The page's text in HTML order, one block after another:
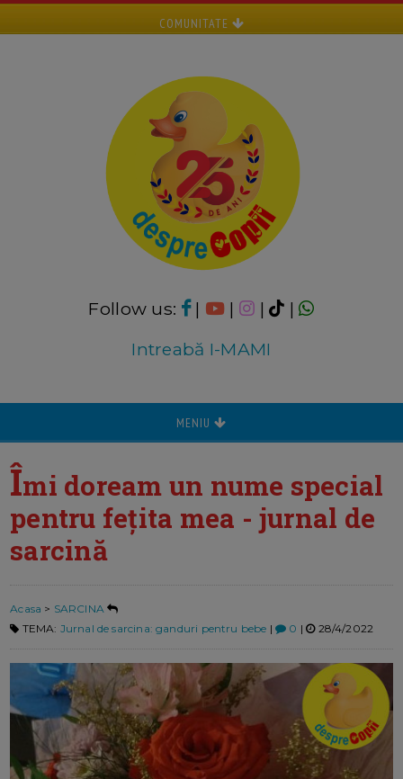
COMUNITATE
Follow us: | | |
|
Intreabă I-MAMI
MENIU
Îmi doream un nume special
pentru fețita mea - jurnal de
sarcină
Acasa > SARCINA
TEMA: Jurnal de sarcina: ganduri pentru bebe | 0 | 28/4/2022